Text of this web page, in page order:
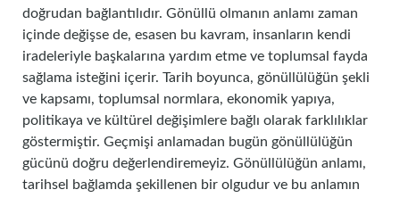
doğrudan bağlantılıdır. Gönüllü olmanın anlamı zaman
içinde değişse de, esasen bu kavram, insanların kendi
iradeleriyle başkalarına yardım etme ve toplumsal fayda
sağlama isteğini içerir. Tarih boyunca, gönüllülüğün şekli
ve kapsamı, toplumsal normlara, ekonomik yapıya,
politikaya ve kültürel değişimlere bağlı olarak farklılıklar
göstermiştir. Geçmişi anlamadan bugün gönüllülüğün
gücünü doğru değerlendiremeyiz. Gönüllülüğün anlamı,
tarihsel bağlamda şekillenen bir olgudur ve bu anlamın